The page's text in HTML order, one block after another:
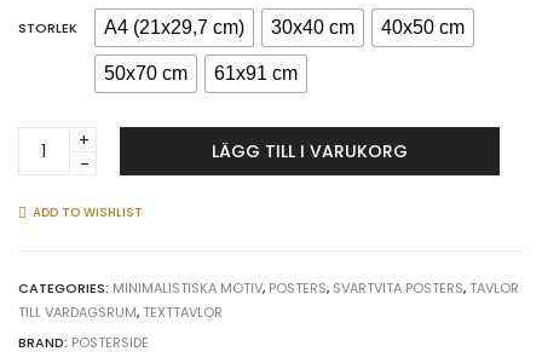
STORLEK A4 (21x29,7 cm) 30x40 cm 40x50 cm
50x70 cm 61x91 cm
Sweet
-
quantity
LÄGG TILL I VARUKORG
ADD TO WISHLIST
CATEGORIES: MINIMALISTISKA MOTIV, POSTERS, SVARTVITA POSTERS, TAVLOR
TILL VARDAGSRUM, TEXTTAVLOR
BRAND: POSTERSIDE